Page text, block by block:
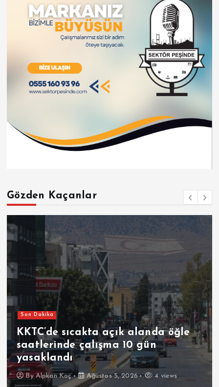
Gözden Kaçanlar
Son Dakika
KKTC’de sıcakta açık alanda öğle
saatlerinde çalışma 10 gün
yasaklandı
ByAlpkan Koç Ağustos 5, 2026 4 views